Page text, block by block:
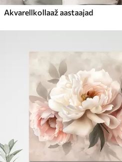
Akvarellkollaaž aastaajad